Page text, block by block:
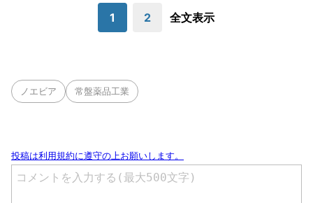
1 2 全文表示
ノエビア 常盤薬品工業